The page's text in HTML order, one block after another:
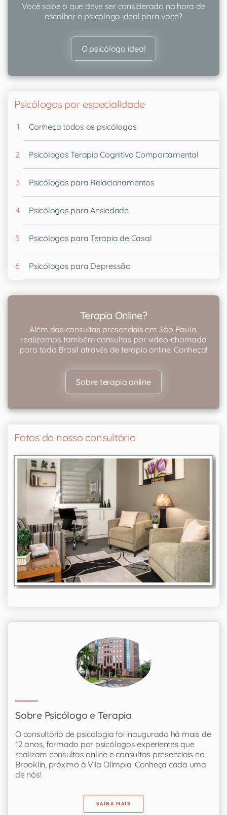
Você sabe o que deve ser considerado na hora de
escolher o psicólogo ideal para você?
O psicólogo ideal
Psicólogos por especialidade
Conheça todos os psicólogos
Psicólogos Terapia Cognitivo Comportamental
Psicólogos para Relacionamentos
Psicólogos para Ansiedade
Psicólogos para Terapia de Casal
Psicólogos para Depressão
Terapia Online?
Além das consultas presenciais em São Paulo,
realizamos também consultas por vídeo-chamada
para todo Brasil através de terapia online. Conheça!
Sobre terapia online
Fotos do nosso consultório
Sobre Psicólogo e Terapia
O consultório de psicologia foi inaugurado há mais de
12 anos, formado por psicólogos experientes que
realizam consultas online e consultas presenciais no
Brooklin, próximo à Vila Olímpia. Conheça cada uma
de nós!
SAIBA MAIS